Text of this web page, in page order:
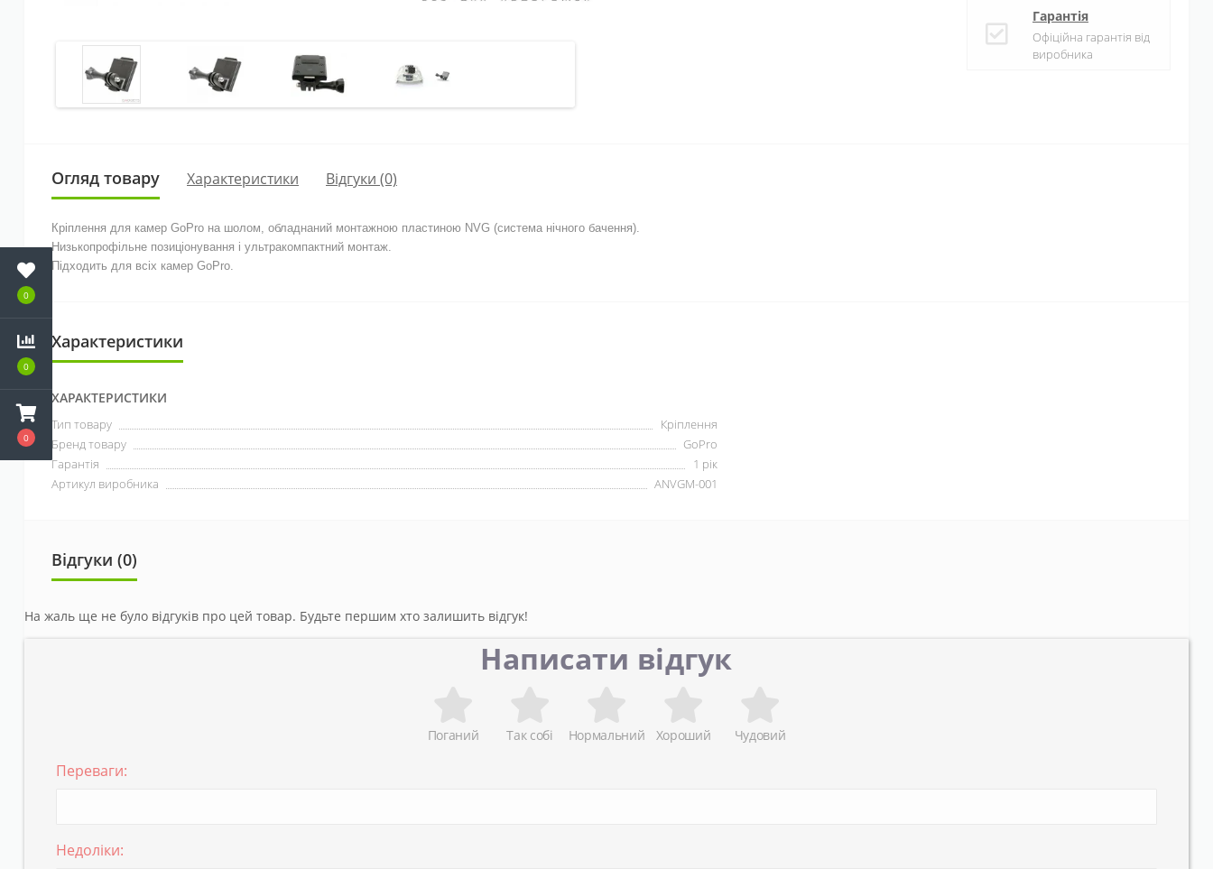
0
0
0
Гарантія
Офіційна гарантія від
виробника
Огляд товару Характеристики Відгуки (0)
Кріплення для камер GoPro на шолом, обладнаний монтажною пластиною NVG (система нічного бачення).
Низькопрофільне позиціонування і ультракомпактний монтаж.
Підходить для всіх камер GoPro.
Характеристики
ХАРАКТЕРИСТИКИ
Тип товару
Кріплення
Бренд товару
GoPro
Гарантія
1 рік
Артикул виробника
ANVGM-001
Відгуки (0)
На жаль ще не було відгуків про цей товар. Будьте першим хто залишить відгук!
Написати відгук
Поганий Так собі Нормальний Хороший Чудовий
Переваги:
Недоліки: